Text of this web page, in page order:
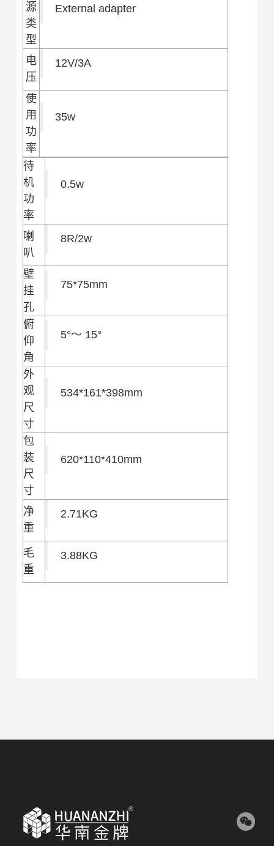
源
类
型
External adapter
电
压
12V/3A
使
用
功
率
35w
待
机
功
率
0.5w
喇
叭
8R/2w
壁
挂
孔
75*75mm
俯
仰
角
5°～ 15°
外
观
尺
寸
534*161*398mm
包
装
尺
寸
620*110*410mm
净
重
2.71KG
毛
重
3.88KG